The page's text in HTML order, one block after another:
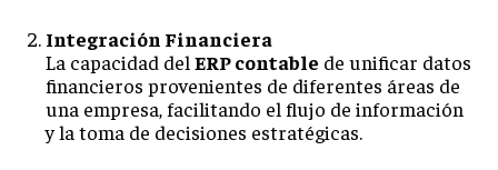
Integración Financiera
La capacidad del ERP contable de unificar datos
financieros provenientes de diferentes áreas de
una empresa, facilitando el flujo de información
y la toma de decisiones estratégicas.